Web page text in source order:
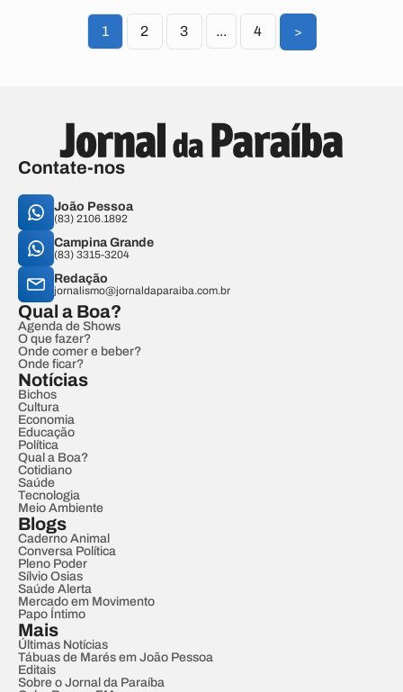
1 2 3 ... 4 >
Contate-nos
João Pessoa
(83) 2106.1892
Campina Grande
(83) 3315-3204
Redação
jornalismo@jornaldaparaiba.com.br
Qual a Boa?
Agenda de Shows
O que fazer?
Onde comer e beber?
Onde ficar?
Notícias
Bichos
Cultura
Economia
Educação
Política
Qual a Boa?
Cotidiano
Saúde
Tecnologia
Meio Ambiente
Blogs
Caderno Animal
Conversa Política
Pleno Poder
Sílvio Osias
Saúde Alerta
Mercado em Movimento
Papo Íntimo
Mais
Últimas Notícias
Tábuas de Marés em João Pessoa
Editais
Sobre o Jornal da Paraíba